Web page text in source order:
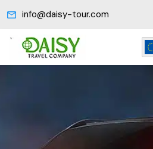
info@daisy-tour.com